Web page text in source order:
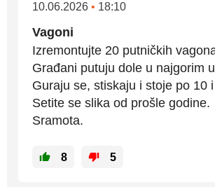
10.06.2026 • 18:10
Vagoni
Izremontujte 20 putničkih
Građani putuju dole u najgorim
Guraju se, stiskaju i stoje po 10
Setite se slika od prošle godine.
Sramota.
8 5